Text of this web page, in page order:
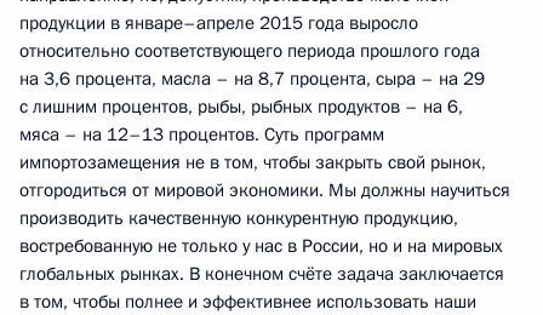
продукции в январе–апреле 2015 года выросло
относительно соответствующего периода прошлого года
на 3,6 процента, масла – на 8,7 процента, сыра – на 29
с лишним процентов, рыбы, рыбных продуктов – на 6,
мяса – на 12–13 процентов. Суть программ
импортозамещения не в том, чтобы закрыть свой рынок,
отгородиться от мировой экономики. Мы должны научиться
производить качественную конкурентную продукцию,
востребованную не только у нас в России, но и на мировых
глобальных рынках. В конечном счёте задача заключается
в том, чтобы полнее и эффективнее использовать наши